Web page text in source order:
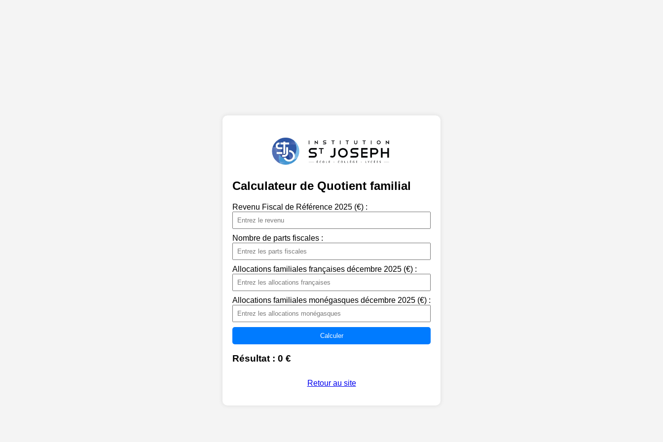
Calculateur de Quotient familial
Revenu Fiscal de Référence 2025 (€) :
Nombre de parts fiscales :
Allocations familiales françaises décembre 2025 (€) :
Allocations familiales monégasques décembre 2025 (€) :
Calculer
Résultat : 0 €
Retour au site